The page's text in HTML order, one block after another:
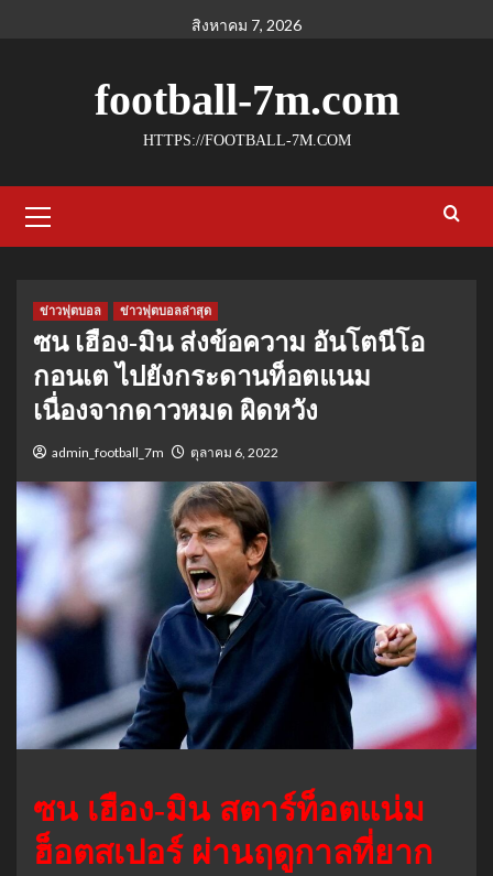
สิงหาคม 7, 2026
football-7m.com
HTTPS://FOOTBALL-7M.COM
Menu
ข่าวฟุตบอล ข่าวฟุตบอลล่าสุด
ซน เฮือง-มิน ส่งข้อความ อันโตนีโอ
กอนเต ไปยังกระดานท็อตแนม
เนื่องจากดาวหมด ผิดหวัง
admin_football_7m ตุลาคม 6, 2022
ซน เฮือง-มิน สตาร์ท็อตแน่ม
ฮ็อตสเปอร์ ผ่านฤดูกาลที่ยาก